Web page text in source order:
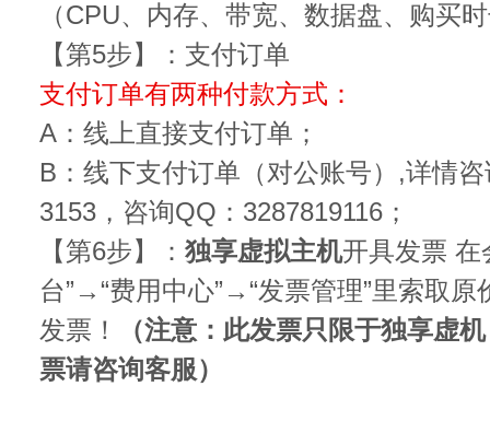
（CPU、内存、带宽、数据盘、购买
【第5步】：支付订单
支付订单有两种付款方式：
A：线上直接支付订单；
B：线下支付订单（对公账号）,详情
3153，咨询QQ：3287819116；
【第6步】： 独享虚拟主机开具发票
台”→“费用中心”→“发票管理”里索取
发票！
（注意：此发票只限于独享虚
票请咨询客服）